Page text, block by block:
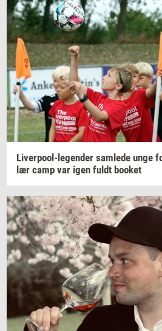
Liverpool-​legender sam­le­de unge
lær camp var igen fuldt boo­k­et